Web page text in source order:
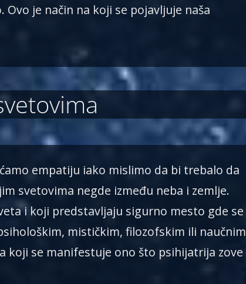
je način na koji se pojavljuje naša
empatiju iako mislimo da bi trebalo da
svetovima negde između neba i zemlje.
i koji predstavljaju sigurno mesto gde se
mističkim, filozofskim ili naučnim
koji se manifestuje ono što psihijatrija zove